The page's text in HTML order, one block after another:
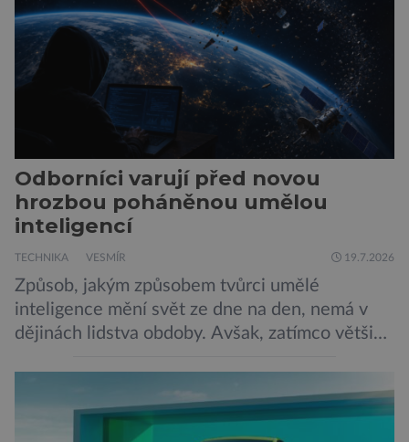
představy […]
Odborníci varují před novou
hrozbou poháněnou umělou
inteligencí
TECHNIKA VESMÍR 19.7.2026
Způsob, jakým způsobem tvůrci umělé
inteligence mění svět ze dne na den, nemá v
dějinách lidstva obdoby. Avšak, zatímco většina
bezpečnostní experti upozorňují na mnohem
méně nápadné riziko. Podle některých